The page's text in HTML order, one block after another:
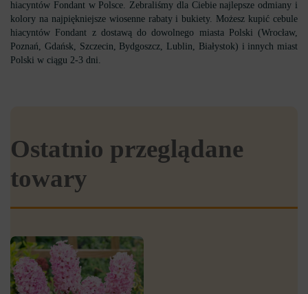
hiacyntów Fondant w Polsce. Zebraliśmy dla Ciebie najlepsze odmiany i
kolory na najpiękniejsze wiosenne rabaty i bukiety. Możesz kupić cebule
hiacyntów Fondant z dostawą do dowolnego miasta Polski (Wrocław,
Poznań, Gdańsk, Szczecin, Bydgoszcz, Lublin, Białystok) i innych miast
Polski w ciągu 2-3 dni.
Ostatnio przeglądane
towary